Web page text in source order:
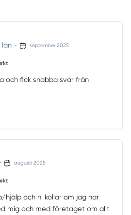
län • september 2025
och fick snabba svar från
• augusti 2025
hjälp och ni kollar om jag har
mig och med företaget om allt